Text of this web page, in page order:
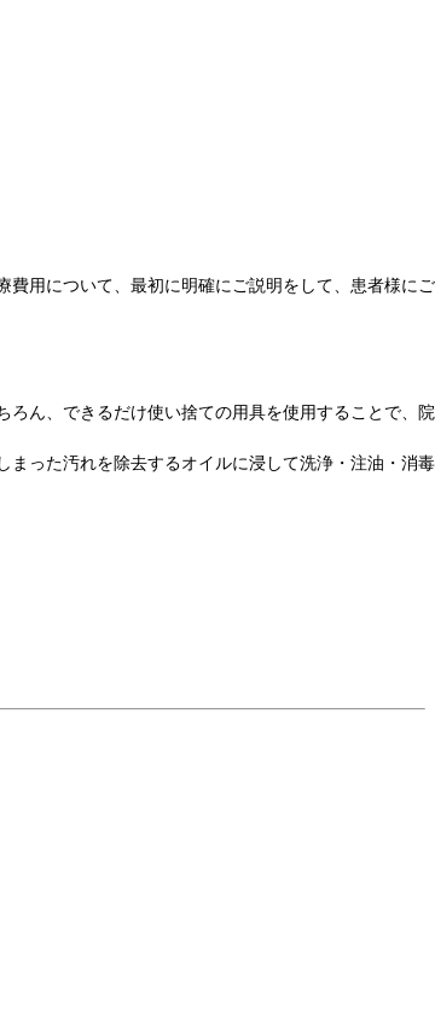
用について、最初に明確にご説明をして、患者様にご
ん、できるだけ使い捨ての用具を使用することで、院
った汚れを除去するオイルに浸して洗浄・注油・消毒